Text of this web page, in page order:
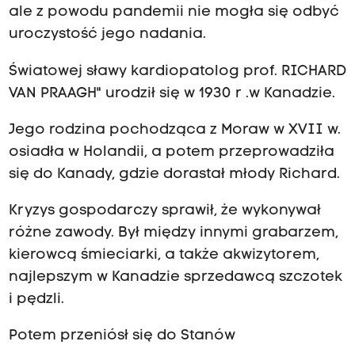
ale z powodu pandemii nie mogła się odbyć
uroczystość jego nadania.
Światowej sławy kardiopatolog prof. RICHARD
VAN PRAAGH" urodził się w 1930 r .w Kanadzie.
Jego rodzina pochodząca z Moraw w XVII w.
osiadła w Holandii, a potem przeprowadziła
się do Kanady, gdzie dorastał młody Richard.
Kryzys gospodarczy sprawił, że wykonywał
różne zawody. Był między innymi grabarzem,
kierowcą śmieciarki, a także akwizytorem,
najlepszym w Kanadzie sprzedawcą szczotek
i pędzli.
Potem przeniósł się do Stanów